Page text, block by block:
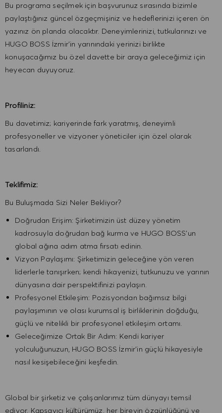
Bu programa seçilmek için başvurunuz sırasında bizimle
paylaştığınız güncel özgeçmişiniz ve hedeflerinizi içeren ön
yazınız ön planda olacaktır. Deneyimlerinizi, tutkularınızı ve
HUGO BOSS İzmir’in yarınındaki yerinizi birlikte
konuşacağımız bu özel davette bir araya geleceğimiz için
heyecan duyuyoruz.
Profiliniz:
Bu davetimiz; kariyerinde fark yaratmış, deneyimli
profesyoneller ve vizyoner yöneticiler için özel olarak
tasarlandı.
Teklifimiz:
Bu Buluşmada Sizi Neler Bekliyor?
Doğrudan Erişim: Şirketimizin üst düzey yönetim
kadrosuyla doğrudan bağ kurma ve HUGO BOSS’un
global ağına adım atma fırsatı edinin.
Vizyon Paylaşımı: Şirketimizin geleceğine yön veren
liderlerle tanışırken; kendi hikayenizi, tutkunuzu ve yarının
dünyasına dair perspektifinizi paylaşın.
Profesyonel Etkileşim: Pozisyondan bağımsız bilgi
paylaşımının ve olası kurumsal iş birliklerinin doğduğu,
güçlü ve nitelikli bir profesyonel etkileşim ortamı.
Geleceğimize Ortak Bir Adım: Kendi kariyer
yolculuğunuzun, HUGO BOSS İzmir’in güçlü hikayesiyle
nasıl kesişebileceğini keşfedin.
Global bir şirketiz ve çalışanlarımız tüm dünyayı temsil
ediyor. Kapsayıcı kültürümüz, her bireyin özgünlüğünü ve